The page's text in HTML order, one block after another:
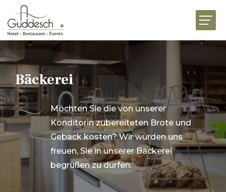
JOBS VORSTELLUNG KONTAKT
EVENTS
BUSINESS
FEIERN
GENUSSWELT
Bäckerei
Möchten Sie die von unserer
Konditorin zubereiteten Brote und
Gebäck kosten? Wir würden uns
freuen, Sie in unserer Bäckerei
begrüßen zu dürfen.